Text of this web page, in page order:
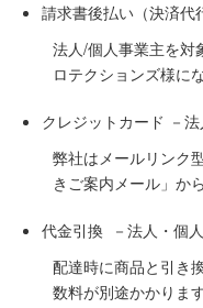
請求書後払い（決済代
法人/個人事業主を対
ロテクションズ様に
クレジットカード －
弊社はメールリンク
きご案内メール」か
代金引換 －法人・個
配達時に商品と引き
数料が別途かかりま